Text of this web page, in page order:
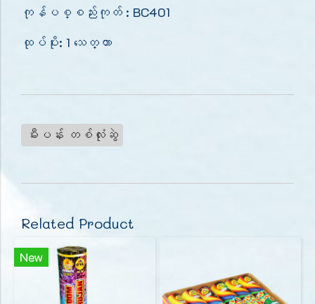
ကုန်ပစ္စည်းကုတ် : BC401
ထုပ်ပိုး: 1 သေတ္တာ
မီးပန်း တစ်လုံးဆွဲ
Related Product
New